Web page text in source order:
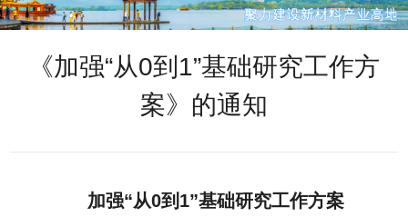
《加强“从0到1”基础研究工作方
案》的通知
加强“从0到1”基础研究工作方案